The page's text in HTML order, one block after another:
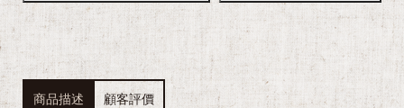
a
商品描述 顧客評價